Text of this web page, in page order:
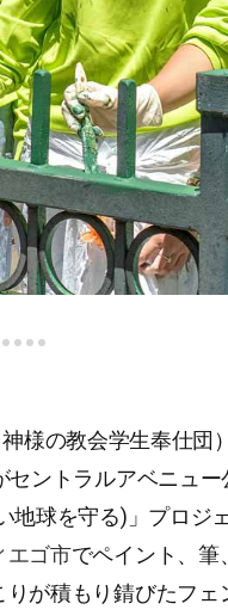
様の教会学生奉仕団
ントラルアベニュ
地球を守る)」プロジ
エゴ市でペイント、筆
が積もり錆びたフェ